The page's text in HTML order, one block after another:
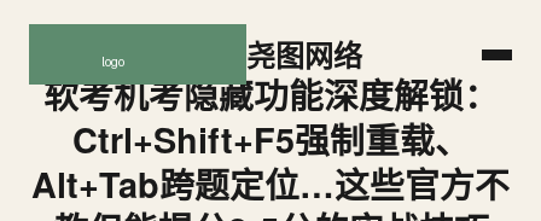
尧图网络
软考机考隐藏功能深度解锁：
Ctrl+Shift+F5强制重载、
Alt+Tab跨题定位…这些官方不